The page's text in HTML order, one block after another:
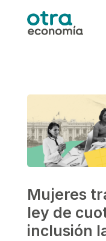
Mujeres
ley de
inclusión